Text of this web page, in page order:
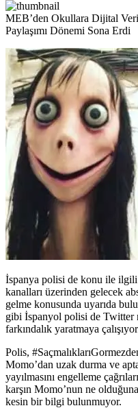
MEB’den Okullara Dijital
Paylaşımı Dönemi Sona Erdi
İspanya polisi de konu ile
kanalları üzerinden gelecek
gelme konusunda uyarıda
gibi İspanyol polisi de Twitter
farkındalık yaratmaya
Polis,
Momo’dan uzak durma ve
yayılmasını engelleme
karşın Momo’nun ne
kesin bir bilgi bulunmuyor.